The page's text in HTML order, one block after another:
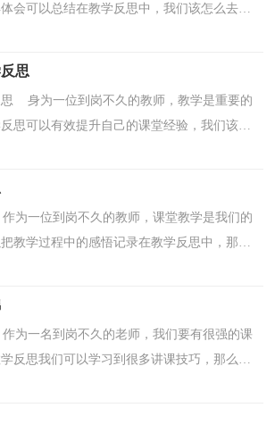
会可以总结在教学反思中，我们该怎么去写
编收集整理的海上日出教学反思优...
思
思 身为一位到岗不久的教师，教学是重要的
思可以有效提升自己的课堂经验，我们该怎
面是小编整理的《桂林山水》教学...
为一位到岗不久的教师，课堂教学是我们的
教学过程中的感悟记录在教学反思中，那么
思怎么写吗？以下是小编为大家整...
为一名到岗不久的老师，我们要有很强的课
反思我们可以学习到很多讲课技巧，那么优
的呢？下面是小编精心整理的个人...